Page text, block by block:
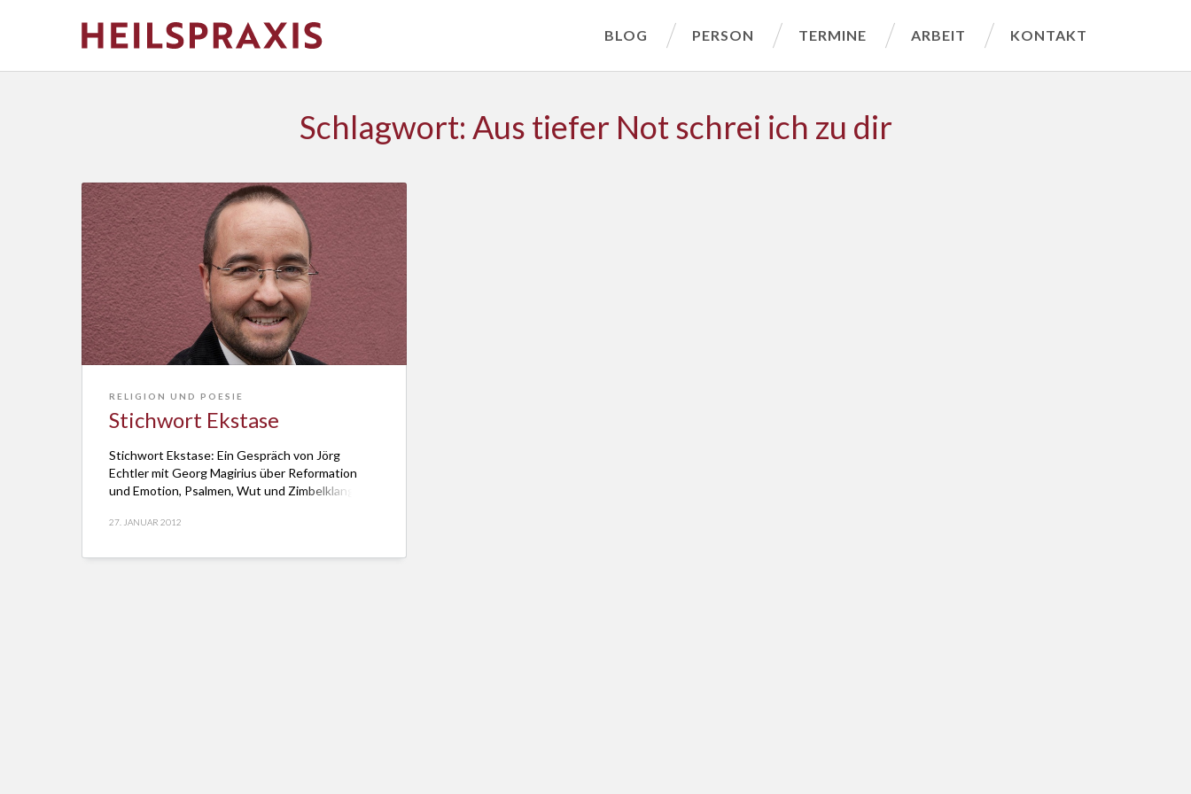
BLOG PERSON TERMINE ARBEIT KONTAKT
Schlagwort: Aus tiefer Not schrei ich zu dir
RELIGION UND POESIE
Stichwort Ekstase
Stichwort Ekstase: Ein Gespräch von Jörg
Echtler mit Georg Magirius über Reformation
und Emotion, Psalmen, Wut und Zimbelklang.
27. JANUAR 2012